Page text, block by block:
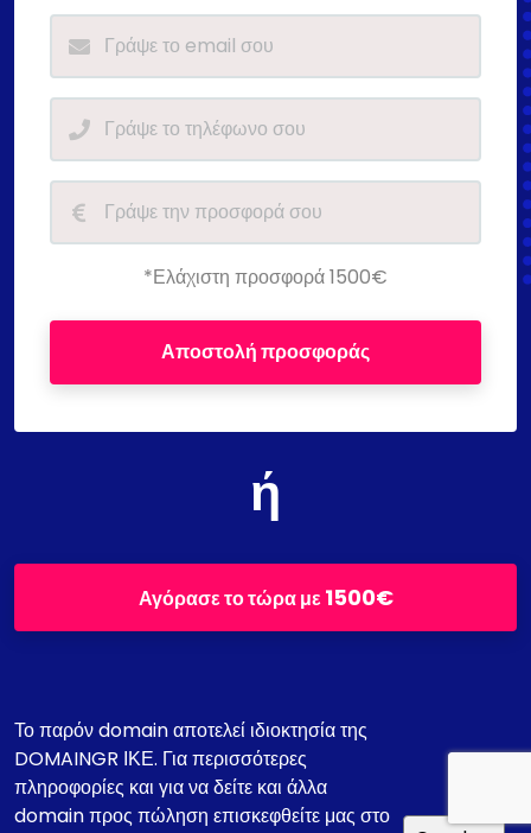
*Ελάχιστη προσφορά 1500€
Αποστολή προσφοράς
ή
Αγόρασε το τώρα με1500€
Το παρόν domain αποτελεί ιδιοκτησία της
DOMAINGR ΙΚΕ. Για περισσότερες
πληροφορίες και για να δείτε και άλλα
domain προς πώληση επισκεφθείτε μας στο